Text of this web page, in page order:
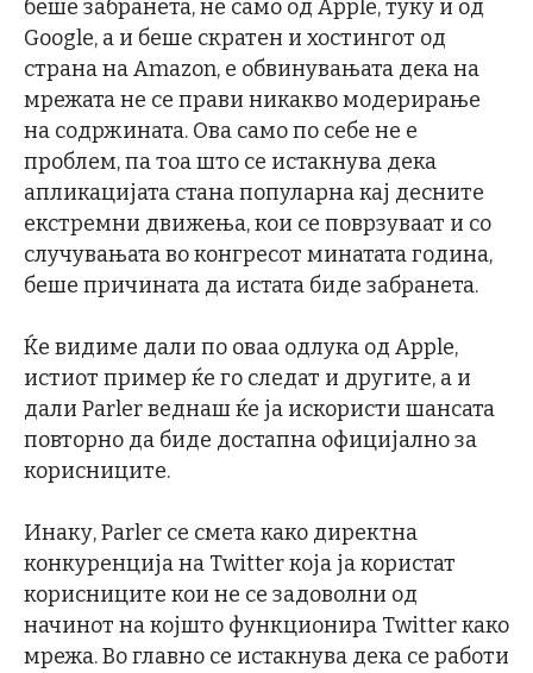
беше забранета, не само од Apple, туку и од
Google, а и беше скратен и хостингот од
страна на Amazon, е обвинувањата дека на
мрежата не се прави никакво модерирање
на содржината. Ова само по себе не е
проблем, па тоа што се истакнува дека
апликацијата стана популарна кај десните
екстремни движења, кои се поврзуваат и со
случувањата во конгресот минатата година,
беше причината да истата биде забранета.
Ќе видиме дали по оваа одлука од Apple,
истиот пример ќе го следат и другите, а и
дали Parler веднаш ќе ја искористи шансата
повторно да биде достапна официјално за
корисниците.
Инаку, Parler се смета како директна
конкуренција на Twitter која ја користат
корисниците кои не се задоволни од
начинот на којшто функционира Twitter како
мрежа. Во главно се истакнува дека се работи